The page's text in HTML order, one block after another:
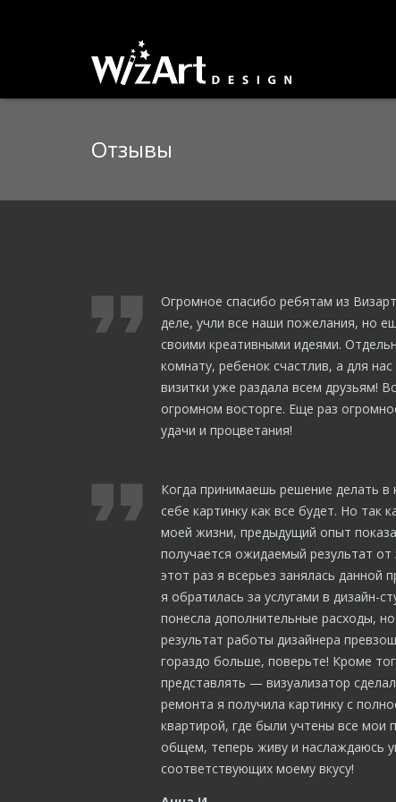
Отзывы
Огромное спасибо ребятам из
деле, учли все наши пожелания, но
своими креативными идеями.
комнату, ребенок счастлив, а для
визитки уже раздала всем друзьям!
огромном восторге. Еще раз
удачи и процветания!
Когда принимаешь решение делать в
себе картинку как все будет. Но так
моей жизни, предыдущий опыт
получается ожидаемый результат
этот раз я всерьез занялась данной
я обратилась за услугами в дизайн-
понесла дополнительные расходы,
результат работы дизайнера
гораздо больше, поверьте! Кроме
представлять — визуализатор
ремонта я получила картинку с
квартирой, где были учтены все мои
общем, теперь живу и наслаждаюсь
соответствующих моему вкусу!